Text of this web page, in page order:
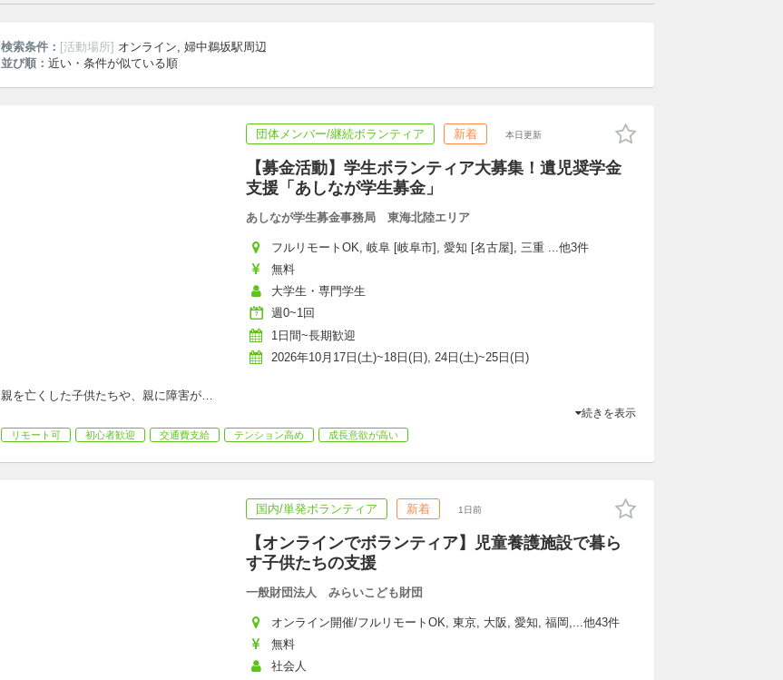
検索条件： [活動場所] オンライン, 婦中鵜坂駅周辺
並び順： 近い・条件が似ている順
団体メンバー/継続ボランティア 新着 本日更新
【募金活動】学生ボランティア大募集！遺児奨学金
支援「あしなが学生募金」
あしなが学生募金事務局 東海北陸エリア
フルリモートOK, 岐阜 [岐阜市], 愛知 [名古屋], 三重 ...他3件
無料
大学生・専門学生
週0~1回
1日間~長期歓迎
2026年10月17日(土)~18日(日), 24日(土)~25日(日)
親を亡くした子供たちや、親に障害が…
続きを表示
リモート可 初心者歓迎 交通費支給 テンション高め 成長意欲が高い
国内/単発ボランティア 新着 1日前
【オンラインでボランティア】児童養護施設で暮ら
す子供たちの支援
一般財団法人 みらいこども財団
オンライン開催/フルリモートOK, 東京, 大阪, 愛知, 福岡,...他43件
無料
社会人